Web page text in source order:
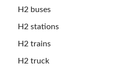
H2 buses
H2 stations
H2 trains
H2 truck